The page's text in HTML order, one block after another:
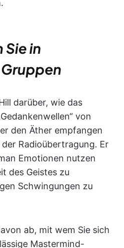
Sie in
darüber, wie das
von
den Äther empfangen
Radioübertragung. Er
Emotionen nutzen
des Geistes zu
Schwingungen zu
ab, mit wem Sie sich
Mastermind-